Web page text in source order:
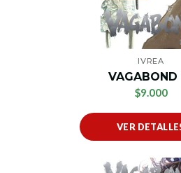
IVREA
VAGABOND
$9.000
VER